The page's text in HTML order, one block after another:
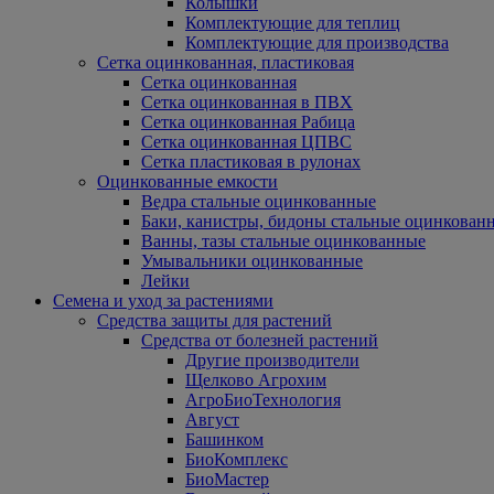
Комплектующие для теплиц
Комплектующие для производства
Сетка оцинкованная, пластиковая
Сетка оцинкованная
Сетка оцинкованная в ПВХ
Сетка оцинкованная Рабица
Сетка оцинкованная ЦПВС
Сетка пластиковая в рулонах
Оцинкованные емкости
Ведра стальные оцинкованные
Баки, канистры, бидоны стальные
Ванны, тазы стальные оцинкованные
Умывальники оцинкованные
Лейки
Семена и уход за растениями
Средства защиты для растений
Средства от болезней растений
Другие производители
Щелково Агрохим
АгроБиоТехнология
Август
Башинком
БиоКомплекс
БиоМастер